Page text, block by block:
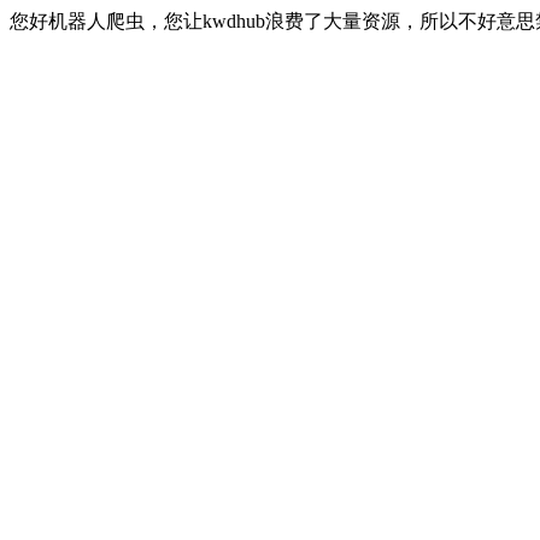
您好机器人爬虫，您让kwdhub浪费了大量资源，所以不好意思